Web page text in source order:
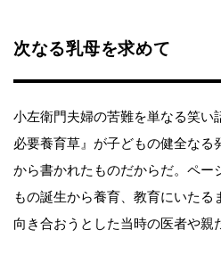
次なる乳母を求めて
小左衛門夫婦の苦難を単なる笑い
必要養育草』が子どもの健全なる
から書かれたものだからだ。ペー
もの誕生から養育、教育にいたる
向き合おうとした当時の医者や親